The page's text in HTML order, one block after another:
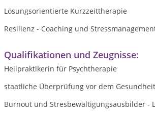
Lösungsorientierte Kurzzeittherapie
Resilienz - Coaching und
Qualifikationen und Zeugnisse:
Heilpraktikerin für Psychtherapie
staatliche Überprüfung vor dem
Burnout und Stresbewältigungsausbilder -